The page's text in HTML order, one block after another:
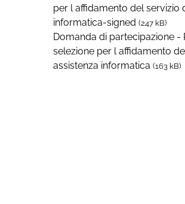
per l affidamento del servizio
informatica-signed (247 kB)
Domanda di partecipazione -
selezione per l affidamento
assistenza informatica (163 kB)